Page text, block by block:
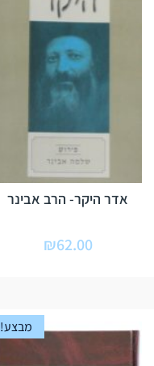
אדר היקר- הרב אבינר
₪62.00
מבצע!